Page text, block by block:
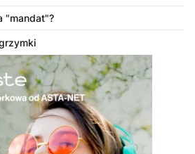
"mandat"?